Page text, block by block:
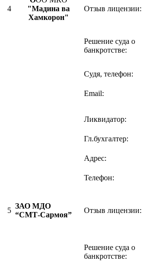
4
"Мадина ва
Хамкорон"
Отзыв лицензии:
Решение суда о
банкротстве:
Судя, телефон:
Email:
5
ЗАО МДО
“СМТ-Сармоя”
Ликвидатор:
Гл.бухгалтер:
Адрес:
Телефон:
Отзыв лицензии:
Решение суда о
банкротстве: